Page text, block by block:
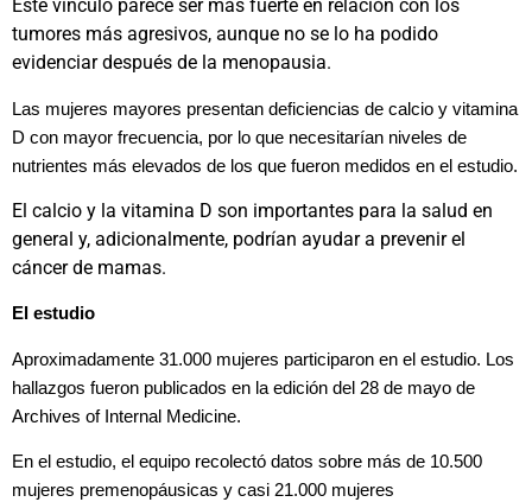
Este vínculo parece ser más fuerte en relación con los
tumores más agresivos, aunque no se lo ha podido
evidenciar después de la menopausia.
Las mujeres mayores presentan deficiencias de calcio y vitamina
D con mayor frecuencia, por lo que necesitarían niveles de
nutrientes más elevados de los que fueron medidos en el estudio.
El calcio y la vitamina D son importantes para la salud en
general y, adicionalmente, podrían ayudar a prevenir el
cáncer de mamas.
El estudio
Aproximadamente 31.000 mujeres participaron en el estudio. Los
hallazgos fueron publicados en la edición del 28 de mayo de
Archives of Internal Medicine.
En el estudio, el equipo recolectó datos sobre más de 10.500
mujeres premenopáusicas y casi 21.000 mujeres